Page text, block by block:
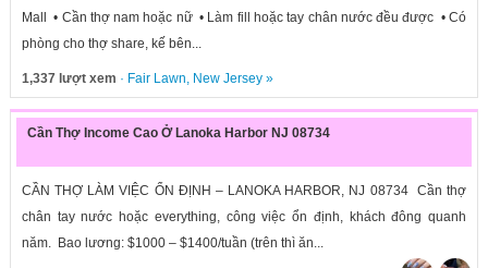
Mall • Cần thợ nam hoặc nữ • Làm fill hoặc tay chân nước đều được • Có
phòng cho thợ share, kế bên...
1,337 lượt xem · Fair Lawn, New Jersey»
Cần Thợ Income Cao Ở Lanoka Harbor NJ 08734
CẦN THỢ LÀM VIỆC ỔN ĐỊNH – LANOKA HARBOR, NJ 08734 Cần thợ
chân tay nước hoặc everything, công việc ổn định, khách đông quanh
năm. Bao lương: $1000 – $1400/tuần (trên thì ăn...